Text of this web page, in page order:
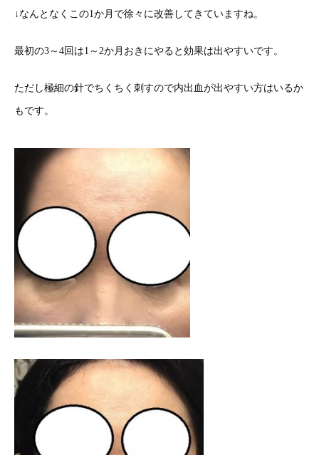
↓なんとなくこの1か月で徐々に改善してきていますね。
最初の3～4回は1～2か月おきにやると効果は出やすいです。
ただし極細の針でちくちく刺すので内出血が出やすい方はいるか
もです。